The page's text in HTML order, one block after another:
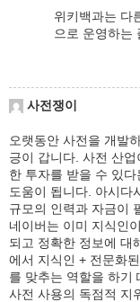
위키백과는 다
으로 운영하는
사전쟁이
오랫동안 사전을 개발
긍이 갑니다. 사전 산
한 투자를 받을 수 있
도움이 됩니다. 아시다
규모의 인력과 자금이
네이버는 이미 지식인
되고 정확한 정보에 대
에서 지식인 + 전문화
를 맞추는 역할을 하기
사전 사용의 독점적 지